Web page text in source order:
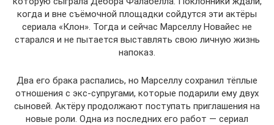
когда и вне съёмочной площадки сойдутся эти актёры
сериала «Клон». Тогда и сейчас Марселлу Новайес не
старался и не пытается выставлять свою личную жизнь
напоказ.
Два его брака распались, но Марселлу сохранил тёплые
отношения с экс-супругами, которые подарили ему двух
сыновей. Актёру продолжают поступать приглашения на
новые роли. Одна из последних его работ — сериал